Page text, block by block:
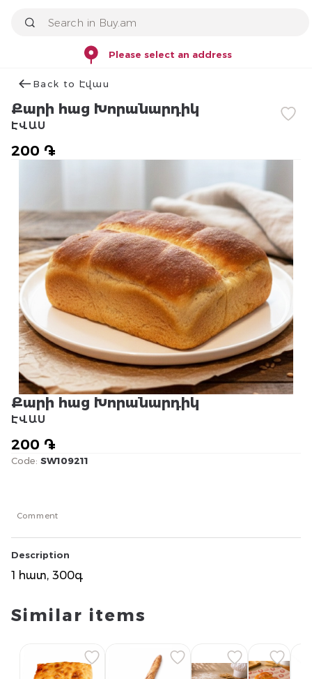
Please select an address
Back to Էվաս
Քարի հաց Խորանարդիկ
200 ֏
ԷՎԱՍ
Քարի հաց Խորանարդիկ
200 ֏
ԷՎԱՍ
Code: SW109211
Comment
Description
1 հատ, 300գ
Similar items